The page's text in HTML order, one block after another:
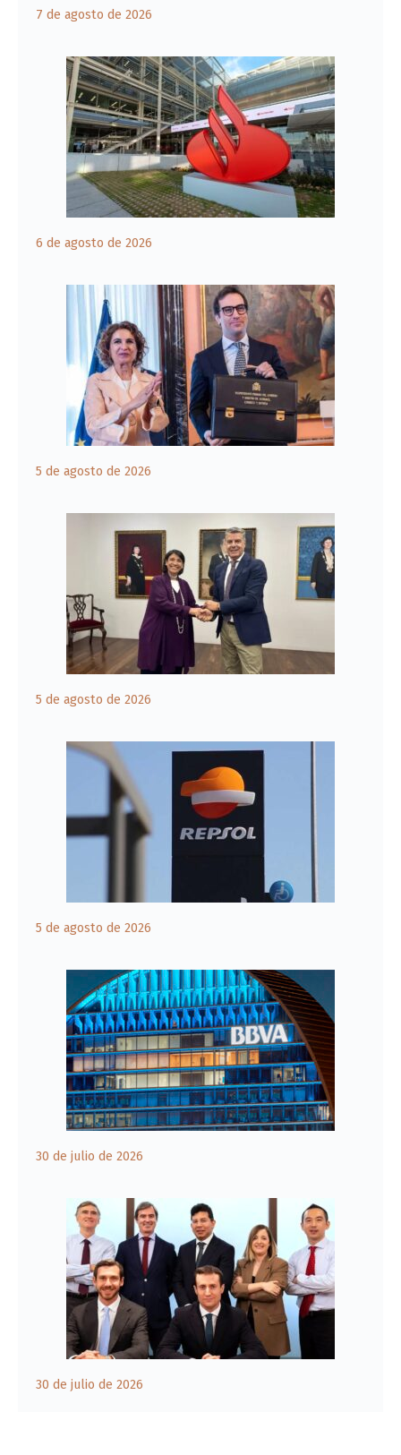
7 de agosto de 2026
6 de agosto de 2026
5 de agosto de 2026
5 de agosto de 2026
5 de agosto de 2026
30 de julio de 2026
30 de julio de 2026